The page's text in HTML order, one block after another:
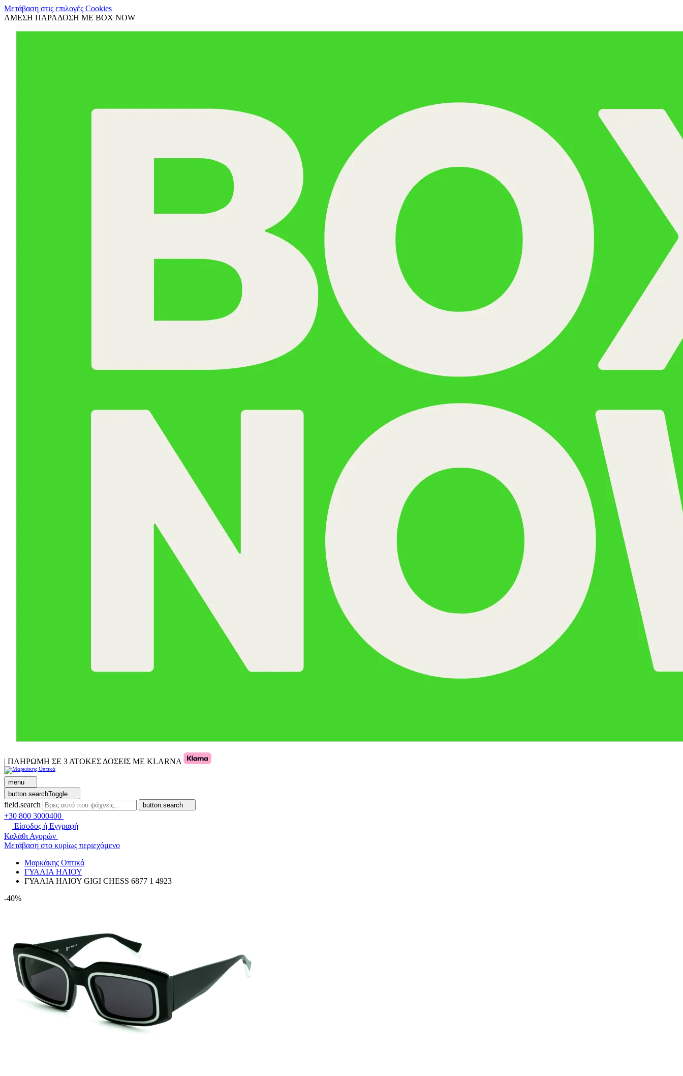
Μετάβαση στις επιλογές Cookies
ΑΜΕΣΗ ΠΑΡΑΔΟΣΗ ΜΕ BOX NOW
| ΠΛΗΡΩΜΗ ΣΕ 3 ΑΤΟΚΕΣ ΔΟΣΕΙΣ ΜΕ KLARNA
menu
button.searchToggle
field.search button.search
+30 800 3000400
Είσοδος ή Εγγραφή
Καλάθι Αγορών
Μετάβαση στο κυρίως περιεχόμενο
Μαρκάκης Οπτικά
ΓΥΑΛΙΑ ΗΛΙΟΥ
ΓΥΑΛΙΑ ΗΛΙΟΥ GIGI CHESS 6877 1 4923
-40%